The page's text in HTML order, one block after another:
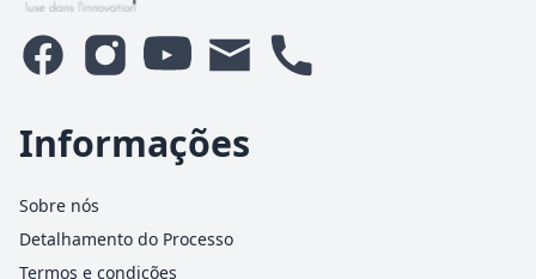
Informações
Sobre nós
Detalhamento do Processo
Termos e condições